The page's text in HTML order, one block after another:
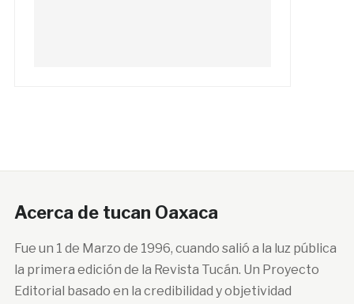
Acerca de tucan Oaxaca
Fue un 1 de Marzo de 1996, cuando salió a la luz pública
la primera edición de la Revista Tucán. Un Proyecto
Editorial basado en la credibilidad y objetividad